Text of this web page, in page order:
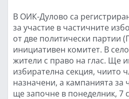
В ОИК-Дулово са
за участие в частичните
от две политически партии
инициативен комитет. В
жители с право на глас. Ще
избирателна секция, чиито
назначени, а кампанията за
ще започне в понеделник, 7